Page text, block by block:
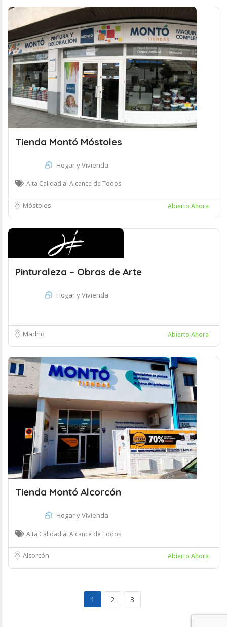
Tienda Montó Móstoles
Hogar y Vivienda
Alta Calidad al Alcance de Todos
Móstoles Abierto Ahora
Pinturaleza – Obras de Arte
Hogar y Vivienda
Madrid Abierto Ahora
Tienda Montó Alcorcón
Hogar y Vivienda
Alta Calidad al Alcance de Todos
Alcorcón Abierto Ahora
1 2 3